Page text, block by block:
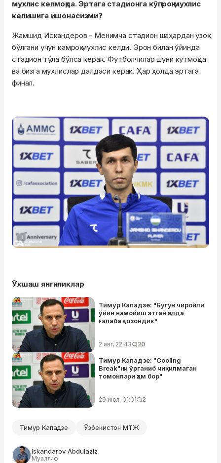
мухлис келмоқда. Эртага стадионга кўпроқ мухлис
келишига ишонасизми?
Жамшид Искандеров - Менимча стадион шаҳардан узоқ
бўлгани учун камроқ мухлис келди. Эрон билан ўйинда
стадион тўла бўлса керак. Футболчилар шуни кутмоқда
ва бизга мухлислар далдаси керак. Ҳар ҳолда эртага
финал.
Ўхшаш янгиликлар
Тимур Кападзе: "Бугун чиройли
ўйин намойиш этган ҳолда
ғалаба қозондик"
2 авг, 22:43 20
Тимур Кападзе: "Cooling
Break"ни ўрганиб чиқилмаган
томонлари ҳам бор"
29 июл, 01:01 2
Тимур Кападзе Ўзбекистон МТЖ
Iskandarov Abdulaziz
Муаллиф